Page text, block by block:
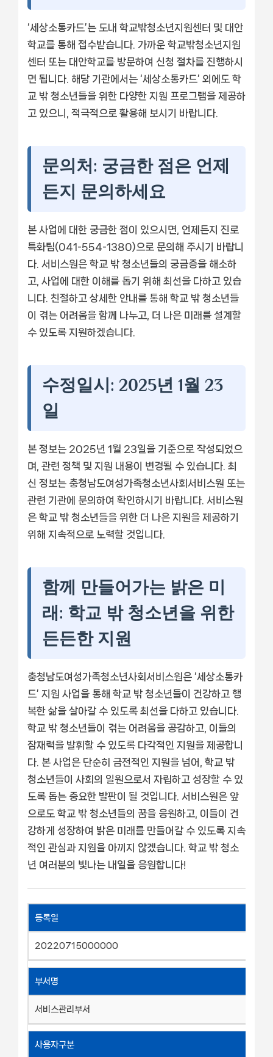
‘세상소통카드’는 도내 학교밖청소년지원센터 및 대안
학교를 통해 접수받습니다. 가까운 학교밖청소년지원
센터 또는 대안학교를 방문하여 신청 절차를 진행하시
면 됩니다. 해당 기관에서는 ‘세상소통카드’ 외에도 학
교 밖 청소년들을 위한 다양한 지원 프로그램을 제공하
고 있으니, 적극적으로 활용해 보시기 바랍니다.
문의처: 궁금한 점은 언제
든지 문의하세요
본 사업에 대한 궁금한 점이 있으시면, 언제든지 진로
특화팀(041-554-1380)으로 문의해 주시기 바랍니
다. 서비스원은 학교 밖 청소년들의 궁금증을 해소하
고, 사업에 대한 이해를 돕기 위해 최선을 다하고 있습
니다. 친절하고 상세한 안내를 통해 학교 밖 청소년들
이 겪는 어려움을 함께 나누고, 더 나은 미래를 설계할
수 있도록 지원하겠습니다.
수정일시: 2025년 1월 23
일
본 정보는 2025년 1월 23일을 기준으로 작성되었으
며, 관련 정책 및 지원 내용이 변경될 수 있습니다. 최
신 정보는 충청남도여성가족청소년사회서비스원 또는
관련 기관에 문의하여 확인하시기 바랍니다. 서비스원
은 학교 밖 청소년들을 위한 더 나은 지원을 제공하기
위해 지속적으로 노력할 것입니다.
함께 만들어가는 밝은 미
래: 학교 밖 청소년을 위한
든든한 지원
충청남도여성가족청소년사회서비스원은 ‘세상소통카
드’ 지원 사업을 통해 학교 밖 청소년들이 건강하고 행
복한 삶을 살아갈 수 있도록 최선을 다하고 있습니다.
학교 밖 청소년들이 겪는 어려움을 공감하고, 이들의
잠재력을 발휘할 수 있도록 다각적인 지원을 제공합니
다. 본 사업은 단순히 금전적인 지원을 넘어, 학교 밖
청소년들이 사회의 일원으로서 자립하고 성장할 수 있
도록 돕는 중요한 발판이 될 것입니다. 서비스원은 앞
으로도 학교 밖 청소년들의 꿈을 응원하고, 이들이 건
강하게 성장하여 밝은 미래를 만들어갈 수 있도록 지속
적인 관심과 지원을 아끼지 않겠습니다. 학교 밖 청소
년 여러분의 빛나는 내일을 응원합니다!
등록일
20220715000000
부서명
서비스관리부서
사용자구분